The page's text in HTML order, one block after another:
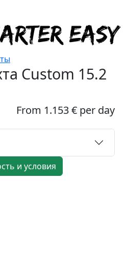
Custom 15.2
From 1.153 € per day
и условия